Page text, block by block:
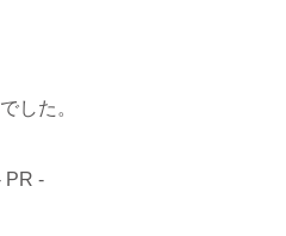
した。
PR -